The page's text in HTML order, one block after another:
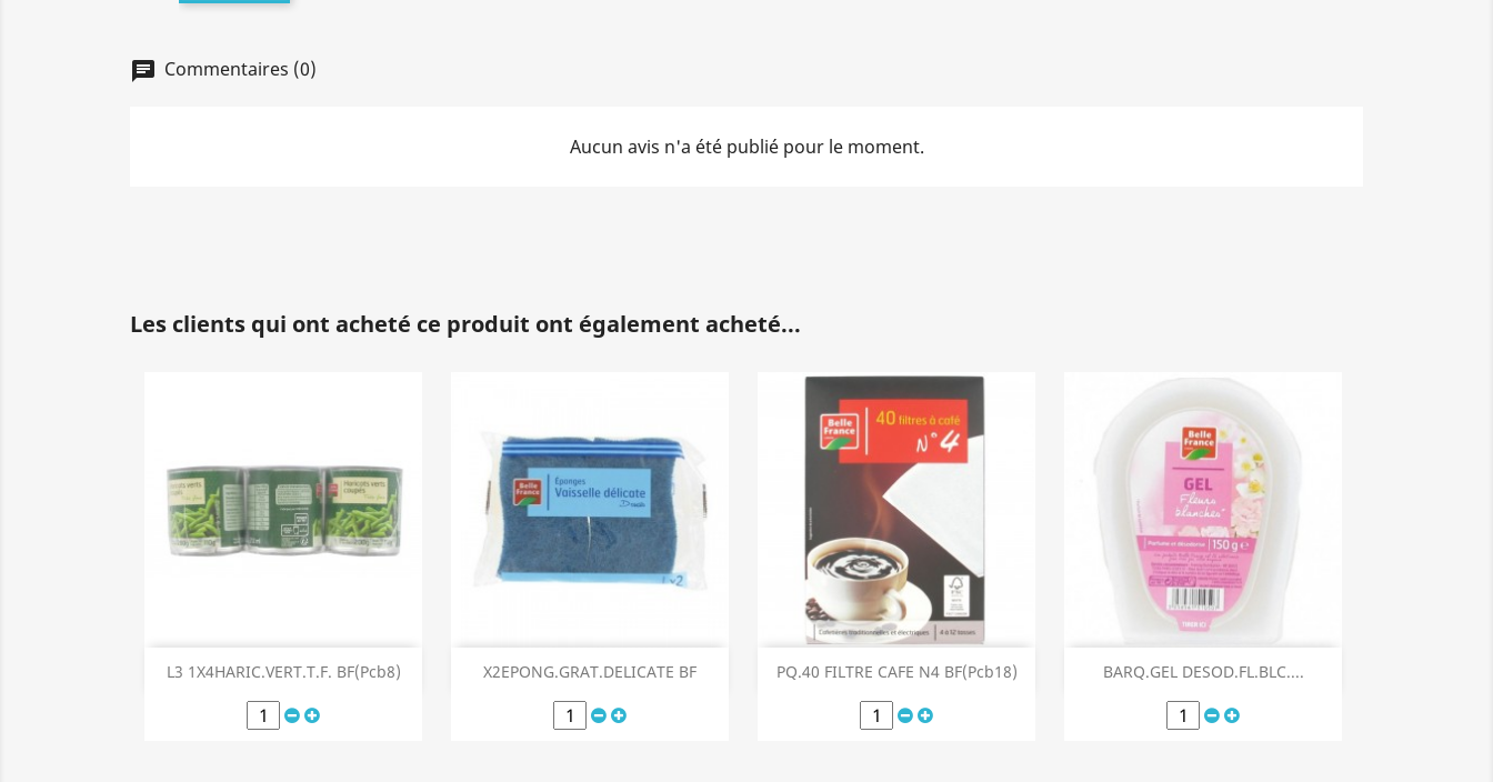
chat Commentaires (0)
Aucun avis n'a été publié pour le moment.
Les clients qui ont acheté ce produit ont également acheté...
L3 1X4HARIC.VERT.T.F. BF(Pcb8)
Aperçu rapide X2EPONG.GRAT.DELICATE BF
Aperçu rapide PQ.40 FILTRE CAFE N4 BF(Pcb18)
Aperçu rapide BARQ.GEL DESOD.FL.BLC....
Aperçu rapide